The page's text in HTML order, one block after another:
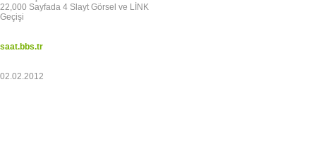
22,000 Sayfada 4 Slayt Görsel ve LİNK
Geçişi
saat.bbs.tr
02.02.2012